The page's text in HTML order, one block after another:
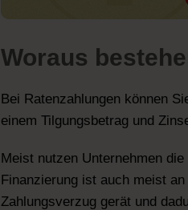
Woraus
Bei Ratenzahlungen können
einem Tilgungsbetrag und
Meist nutzen Unternehmen
Finanzierung ist auch meist
Zahlungsverzug gerät und